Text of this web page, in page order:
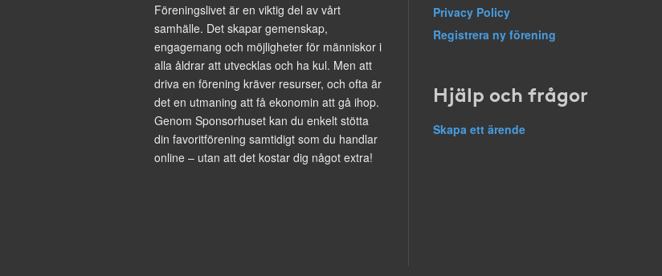
Föreningslivet är en viktig del av vårt
samhälle. Det skapar gemenskap,
engagemang och möjligheter för människor i
alla åldrar att utvecklas och ha kul. Men att
driva en förening kräver resurser, och ofta är
det en utmaning att få ekonomin att gå ihop.
Genom Sponsorhuset kan du enkelt stötta
din favoritförening samtidigt som du handlar
online – utan att det kostar dig något extra!
Privacy Policy
Registrera ny förening
Hjälp och frågor
Skapa ett ärende